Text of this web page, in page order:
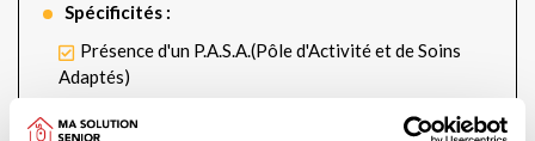
Spécificités :
Présence d'un P.A.S.A.(Pôle d'Activité et de Soins
Adaptés)